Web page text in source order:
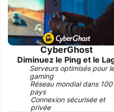
CyberGhost
Diminuez le Ping et le
Serveurs optimisés pour
gaming
Réseau mondial dans 100
pays
Connexion sécurisée et
privée